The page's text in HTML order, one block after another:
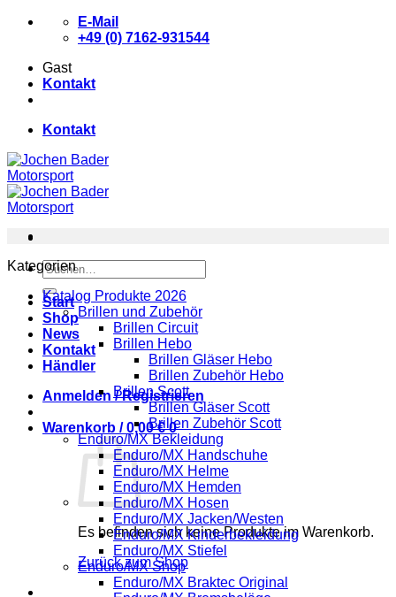
Zum
E-Mail
+49 (0) 7162-931544
Gast
Kontakt
Kontakt
Suchen
nach:
Start
Shop
News
Kontakt
Händler
Anmelden / Registrieren
Warenkorb /0,00€ 0
Es befinden sich keine Produkte im Warenkorb.
Zurück zum Shop
Kategorien
Katalog Produkte 2026
Brillen und Zubehör
Brillen Circuit
Brillen Hebo
Brillen Gläser Hebo
Brillen Zubehör Hebo
Brillen Scott
Brillen Gläser Scott
Brillen Zubehör Scott
Enduro/MX Bekleidung
Enduro/MX Handschuhe
Enduro/MX Helme
Enduro/MX Hemden
Enduro/MX Hosen
Enduro/MX Jacken/Westen
Enduro/MX Kinderbekleidung
Enduro/MX Stiefel
Enduro/MX Shop
Enduro/MX Braktec Original